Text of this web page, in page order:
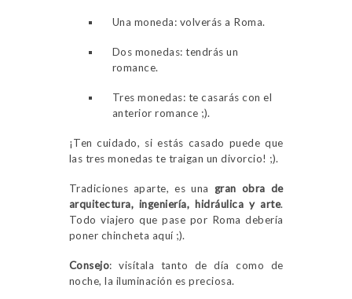
Una moneda: volverás a Roma.
Dos monedas: tendrás un
romance.
Tres monedas: te casarás con el
anterior romance ;).
¡Ten cuidado, si estás casado puede que
las tres monedas te traigan un divorcio! ;).
Tradiciones aparte, es una gran obra de
arquitectura, ingeniería, hidráulica y arte.
Todo viajero que pase por Roma debería
poner chincheta aquí ;).
Consejo: visítala tanto de día como de
noche, la iluminación es preciosa.